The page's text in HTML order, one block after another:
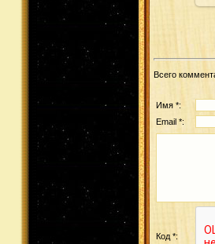
Всего
Имя *:
Email *:
Код *: